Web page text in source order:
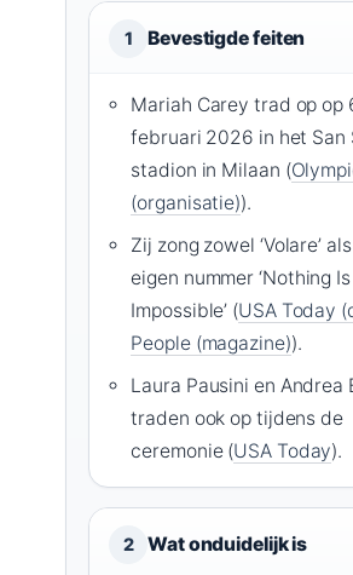
1 Bevestigde feiten
Mariah Carey trad op op
februari 2026 in het San
stadion in Milaan (
(organisatie)).
Zij zong zowel ‘Volare’
eigen nummer ‘Nothing Is
Impossible’ (USA Today
People (magazine)).
Laura Pausini en Andrea
traden ook op tijdens de
ceremonie (USA Today).
2 Wat onduidelijk is